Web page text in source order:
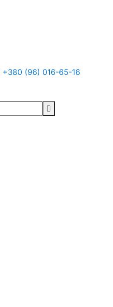
+380 (96) 016-65-16